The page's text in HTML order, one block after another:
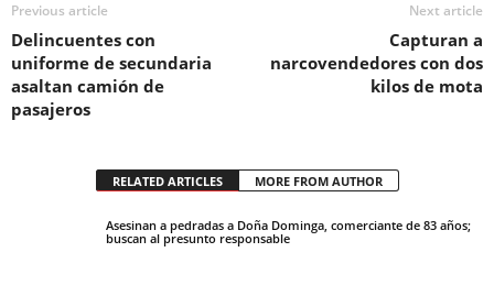
Previous article
Delincuentes con
uniforme de secundaria
asaltan camión de
pasajeros
Next article
Capturan a
narcovendedores con dos
kilos de mota
RELATED ARTICLES MORE FROM AUTHOR
Asesinan a pedradas a Doña Dominga, comerciante de 83 años;
buscan al presunto responsable